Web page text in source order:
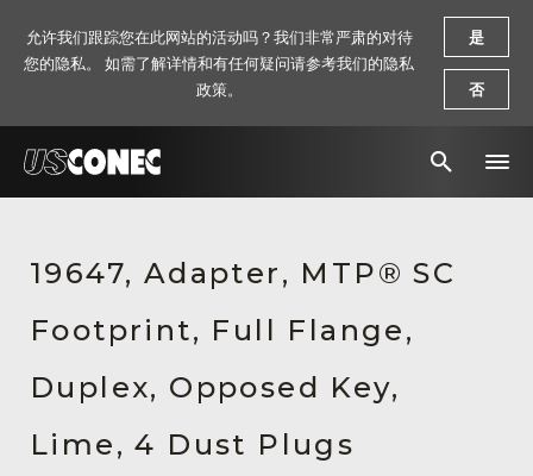
解决方案
产品
资源
关于我们
19647, Adapter, MTP® SC
Footprint, Full Flange,
Duplex, Opposed Key,
Lime, 4 Dust Plugs
允许我们跟踪您在此网站的活动吗？我们非常严肃的对待
您的隐私。 如需了解详情和有任何疑问请参考我们的隐私
政策。
是
否